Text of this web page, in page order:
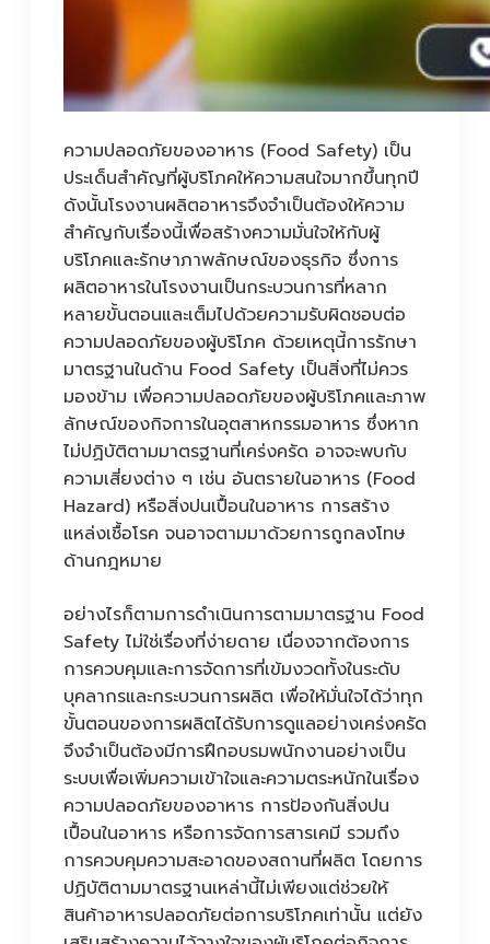
ความปลอดภัยของอาหาร (Food Safety) เป็น
ประเด็นสำคัญที่ผู้บริโภคให้ความสนใจมากขึ้นทุกปี
ดังนั้นโรงงานผลิตอาหารจึงจำเป็นต้องให้ความ
สำคัญกับเรื่องนี้เพื่อสร้างความมั่นใจให้กับผู้
บริโภคและรักษาภาพลักษณ์ของธุรกิจ ซึ่งการ
ผลิตอาหารในโรงงานเป็นกระบวนการที่หลาก
หลายขั้นตอนและเต็มไปด้วยความรับผิดชอบต่อ
ความปลอดภัยของผู้บริโภค ด้วยเหตุนี้การรักษา
มาตรฐานในด้าน Food Safety เป็นสิ่งที่ไม่ควร
มองข้าม เพื่อความปลอดภัยของผู้บริโภคและภาพ
ลักษณ์ของกิจการในอุตสาหกรรมอาหาร ซึ่งหาก
ไม่ปฏิบัติตามมาตรฐานที่เคร่งครัด อาจจะพบกับ
ความเสี่ยงต่าง ๆ เช่น อันตรายในอาหาร (Food
Hazard) หรือสิ่งปนเปื้อนในอาหาร การสร้าง
แหล่งเชื้อโรค จนอาจตามมาด้วยการถูกลงโทษ
ด้านกฎหมาย
อย่างไรก็ตามการดำเนินการตามมาตรฐาน Food
Safety ไม่ใช่เรื่องที่ง่ายดาย เนื่องจากต้องการ
การควบคุมและการจัดการที่เข้มงวดทั้งในระดับ
บุคลากรและกระบวนการผลิต เพื่อให้มั่นใจได้ว่าทุก
ขั้นตอนของการผลิตได้รับการดูแลอย่างเคร่งครัด
จึงจำเป็นต้องมีการฝึกอบรมพนักงานอย่างเป็น
ระบบเพื่อเพิ่มความเข้าใจและความตระหนักในเรื่อง
ความปลอดภัยของอาหาร การป้องกันสิ่งปน
เปื้อนในอาหาร หรือการจัดการสารเคมี รวมถึง
การควบคุมความสะอาดของสถานที่ผลิต โดยการ
ปฏิบัติตามมาตรฐานเหล่านี้ไม่เพียงแต่ช่วยให้
สินค้าอาหารปลอดภัยต่อการบริโภคเท่านั้น แต่ยัง